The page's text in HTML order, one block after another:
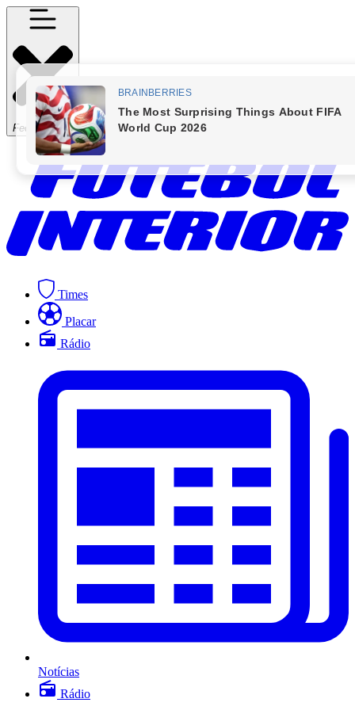
Fechar Menu
Times
Placar
Rádio
Notícias
Rádio